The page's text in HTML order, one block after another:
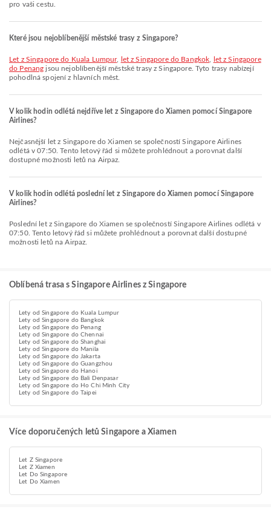
pro vaši cestu.
Které jsou nejoblíbenější městské trasy z Singapore?
let z Singapore do Kuala Lumpur, let z Singapore do Bangkok
let z Singapore
do Penang jsou nejoblíbenější městské trasy z Singapore. Tyto trasy nabízejí
pohodlná spojení z hlavních měst.
V kolik hodin odlétá nejdříve let z Singapore do Xiamen pomocí Singapore
Airlines?
Nejčasnější let z Singapore do Xiamen se společností Singapore Airlines
odlétá v 07:50. Tento letový řád si můžete prohlédnout a porovnat další
dostupné možnosti letů na Airpaz.
V kolik hodin odlétá poslední let z Singapore do Xiamen pomocí Singapore
Airlines?
Poslední let z Singapore do Xiamen se společností Singapore Airlines odlétá v
07:50. Tento letový řád si můžete prohlédnout a porovnat další dostupné
možnosti letů na Airpaz.
Oblíbená trasa s Singapore Airlines z Singapore
Lety od Singapore do Kuala Lumpur
Lety od Singapore do Bangkok
Lety od Singapore do Penang
Lety od Singapore do Chennai
Lety od Singapore do Shanghai
Lety od Singapore do Manila
Lety od Singapore do Jakarta
Lety od Singapore do Guangzhou
Lety od Singapore do Hanoi
Lety od Singapore do Bali Denpasar
Lety od Singapore do Ho Chi Minh City
Lety od Singapore do Taipei
Více doporučených letů Singapore a Xiamen
Let Z Singapore
Let Z Xiamen
Let Do Singapore
Let Do Xiamen